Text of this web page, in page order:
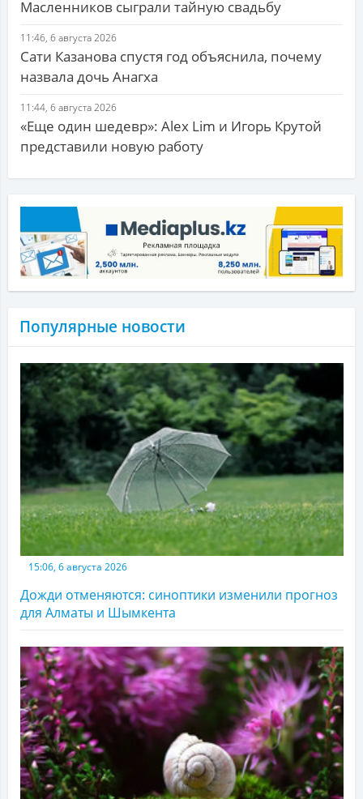
Масленников сыграли тайную свадьбу
11:46, 6 августа 2026
Сати Казанова спустя год объяснила, почему
назвала дочь Анагха
11:44, 6 августа 2026
«Еще один шедевр»: Alex Lim и Игорь Крутой
представили новую работу
Популярные новости
15:06, 6 августа 2026
Дожди отменяются: синоптики изменили прогноз
для Алматы и Шымкента